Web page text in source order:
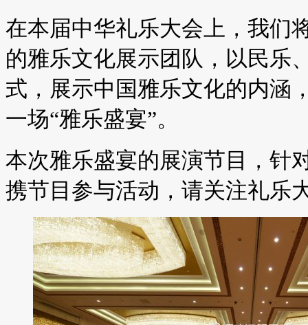
在本届中华礼乐大会上，我们
的雅乐文化展示团队，以民乐
式，展示中国雅乐文化的内涵
一场“雅乐盛宴”。
本次雅乐盛宴的展演节目，针
携节目参与活动，请关注礼乐